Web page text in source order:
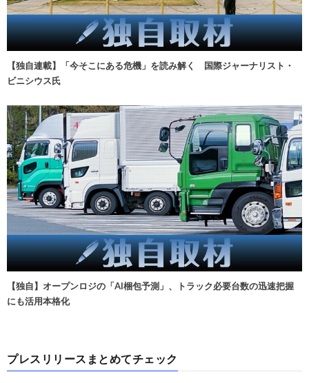
【独自連載】「今そこにある危機」を読み解く 国際ジャーナリスト・
ビニシウス氏
【独自】オープンロジの「AI梱包予測」、トラック必要台数の迅速把握
にも活用本格化
プレスリリースまとめてチェック